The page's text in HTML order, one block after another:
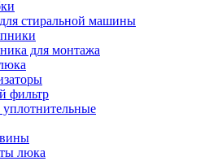
стиральной машины
для монтажа
фильтр
уплотнительные
люка